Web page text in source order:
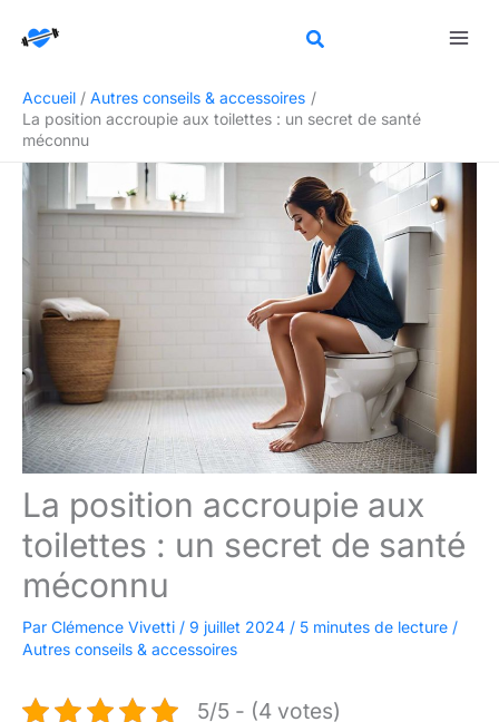
Accueil
Autres conseils & accessoires
La position accroupie aux toilettes : un secret de santé
méconnu
La position accroupie aux
toilettes : un secret de santé
méconnu
Par Clémence Vivetti / 9 juillet 2024 / 5 minutes de lecture /
Autres conseils & accessoires
5/5 - (4 votes)